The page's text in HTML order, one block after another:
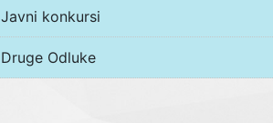
Javni konkursi
Druge Odluke